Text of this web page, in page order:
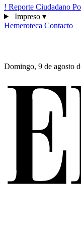
! Reporte Ciudadano
Impreso ▾
Hemeroteca Contacto
Domingo, 9 de agosto